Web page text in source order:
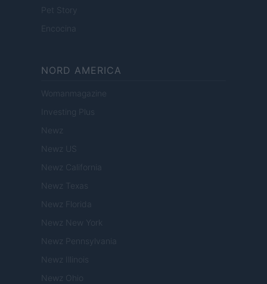
Pet Story
Encocina
NORD AMERICA
Womanmagazine
Investing Plus
Newz
Newz US
Newz California
Newz Texas
Newz Florida
Newz New York
Newz Pennsylvania
Newz Illinois
Newz Ohio